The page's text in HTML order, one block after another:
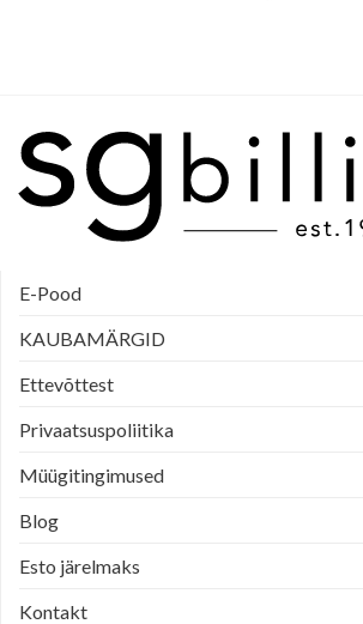
E-Pood
KAUBAMÄRGID
Ettevõttest
Privaatsuspoliitika
Müügitingimused
Blog
Esto järelmaks
Kontakt